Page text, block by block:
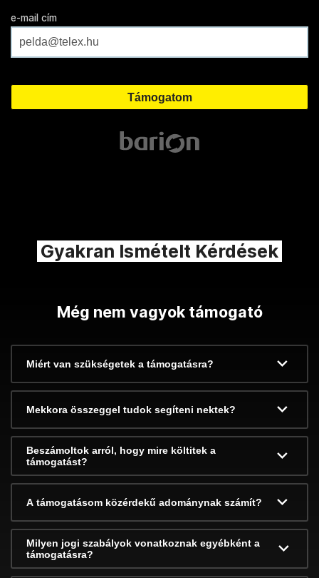
e-mail cím
Gyakran Ismételt Kérdések
Még nem vagyok támogató
Miért van szükségetek a támogatásra?
Mekkora összeggel tudok segíteni nektek?
Beszámoltok arról, hogy mire költitek a
támogatást?
A támogatásom közérdekű adománynak számít?
Milyen jogi szabályok vonatkoznak egyébként a
támogatásra?